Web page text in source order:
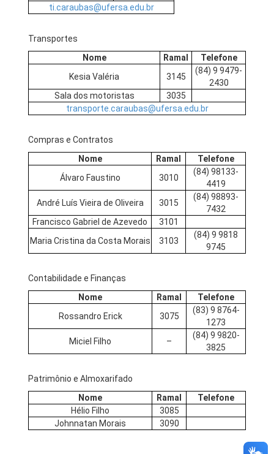
ti.caraubas@ufersa.edu.br
Transportes
Nome
Ramal
Telefone
Kesia Valéria
3145
(84) 9 9479-
2430
Sala dos motoristas
3035
transporte.caraubas@ufersa.edu.br
Compras e Contratos
Nome
Ramal
Telefone
Álvaro Faustino
3010
(84) 98133-
4419
André Luís Vieira de Oliveira
3015
(84) 98893-
7432
Francisco Gabriel de Azevedo
3101
Maria Cristina da Costa Morais
3103
(84) 9 9818
9745
Contabilidade e Finanças
Nome
Ramal
Telefone
Rossandro Erick
3075
(83) 9 8764-
1273
Miciel Filho
–
(84) 9 9820-
3825
Patrimônio e Almoxarifado
Nome
Ramal
Telefone
Hélio Filho
3085
Johnnatan Morais
3090